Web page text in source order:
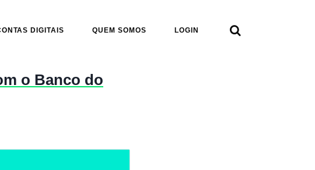
DIGITAIS QUEM SOMOS LOGIN 
o Banco do